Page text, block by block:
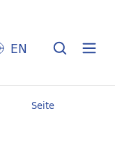
EN
Seite